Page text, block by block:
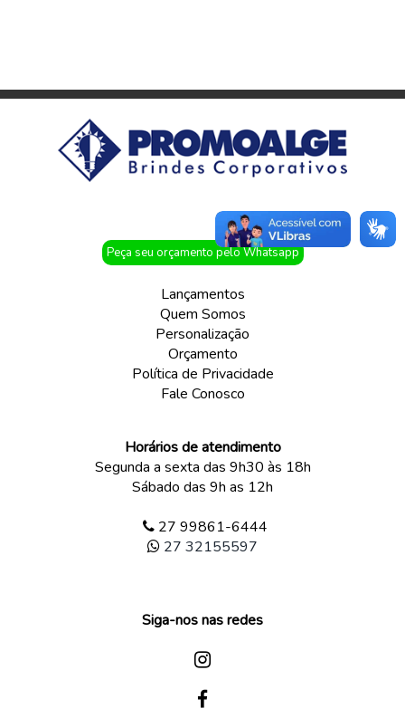
Peça seu orçamento pelo Whatsapp
Lançamentos
Quem Somos
Personalização
Orçamento
Política de Privacidade
Fale Conosco
Horários de atendimento
Segunda a sexta das 9h30 às 18h
Sábado das 9h as 12h
27 99861-6444
27 32155597
Siga-nos nas redes